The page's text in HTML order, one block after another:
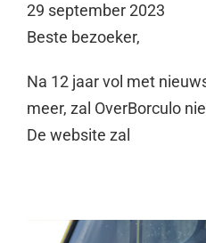
29 september 2023
Beste bezoeker,
Na 12 jaar vol met
meer, zal OverBorculo
De website zal